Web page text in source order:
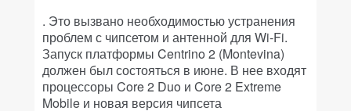
. Это вызвано необходимостью устранения
проблем с чипсетом и антенной для Wi-Fi.
Запуск платформы Centrino 2 (Montevina)
должен был состояться в июне. В нее входят
процессоры Core 2 Duo и Core 2 Extreme
Mobile и новая версия чипсета